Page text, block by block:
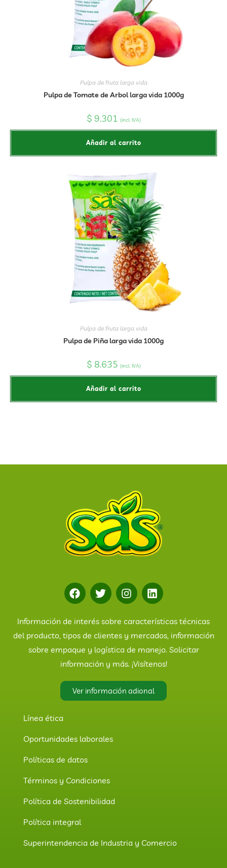
Pulpa de fruta larga vida
Pulpa de Tomate de Arbol larga vida 1000g
$ 9.301 (incl. IVA)
Añadir al carrito
Pulpa de fruta larga vida
Pulpa de Piña larga vida 1000g
$ 8.635 (incl. IVA)
Añadir al carrito
Información de interés sobre características técnicas
del producto, tipos de clientes y mercados, información
sobre empaque y logística de manejo. Solicitar
información y más. ¡Visítenos!
Ver información adional
Línea ética
Oportunidades laborales
Políticas de datos
Términos y Condiciones
Política de Sostenibilidad
Política integral
Superintendencia de Industria y Comercio